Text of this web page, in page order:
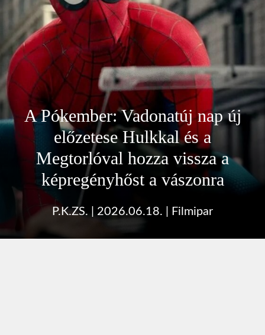
A Pókember: Vadonatúj nap új
előzetese Hulkkal és a
Megtorlóval hozza vissza a
képregényhőst a vászonra
P.K.ZS. 2026.06.18. Filmipar